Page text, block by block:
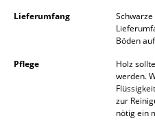
... alle Accessoires
Lieferumfang
Böden
Pflege
Holz
werden.
zur
nötig ein